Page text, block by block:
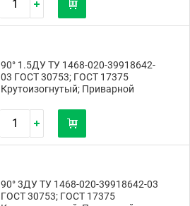
90° 1.5ДУ ТУ 1468-020-39918642-
03 ГОСТ 30753; ГОСТ 17375
Крутоизогнутый; Приварной
90° 3ДУ ТУ 1468-020-39918642-03
ГОСТ 30753; ГОСТ 17375